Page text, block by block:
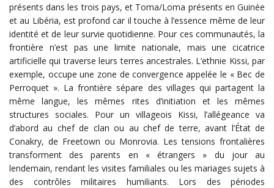
présents dans les trois pays, et Toma/Loma présents en Guinée
et au Libéria, est profond car il touche à l’essence même de leur
identité et de leur survie quotidienne. Pour ces communautés, la
frontière n’est pas une limite nationale, mais une cicatrice
artificielle qui traverse leurs terres ancestrales. L’ethnie Kissi, par
exemple, occupe une zone de convergence appelée le « Bec de
Perroquet ». La frontière sépare des villages qui partagent la
même langue, les mêmes rites d’initiation et les mêmes
structures sociales. Pour un villageois Kissi, l’allégeance va
d’abord au chef de clan ou au chef de terre, avant l’État de
Conakry, de Freetown ou Monrovia. Les tensions frontalières
transforment des parents en « étrangers » du jour au
lendemain, rendant les visites familiales ou les mariages sujets à
des contrôles militaires humiliants. Lors des périodes